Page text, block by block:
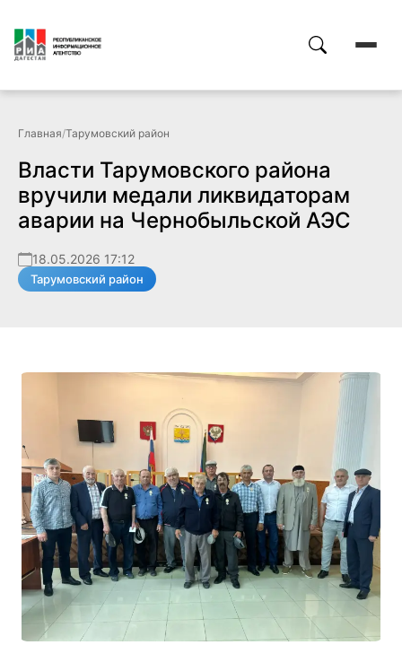
Главная/Тарумовский район
Власти Тарумовского района
вручили медали ликвидаторам
аварии на Чернобыльской АЭС
18.05.2026 17:12
Тарумовский район